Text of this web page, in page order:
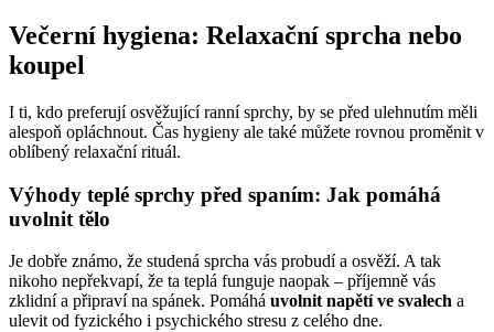
Večerní hygiena: Relaxační sprcha nebo
koupel
I ti, kdo preferují osvěžující ranní sprchy, by se před ulehnutím měli
alespoň opláchnout. Čas hygieny ale také můžete rovnou proměnit v
oblíbený relaxační rituál.
Výhody teplé sprchy před spaním: Jak pomáhá
uvolnit tělo
Je dobře známo, že studená sprcha vás probudí a osvěží. A tak
nikoho nepřekvapí, že ta teplá funguje naopak – příjemně vás
zklidní a připraví na spánek. Pomáhá uvolnit napětí ve svalech a
ulevit od fyzického i psychického stresu z celého dne.